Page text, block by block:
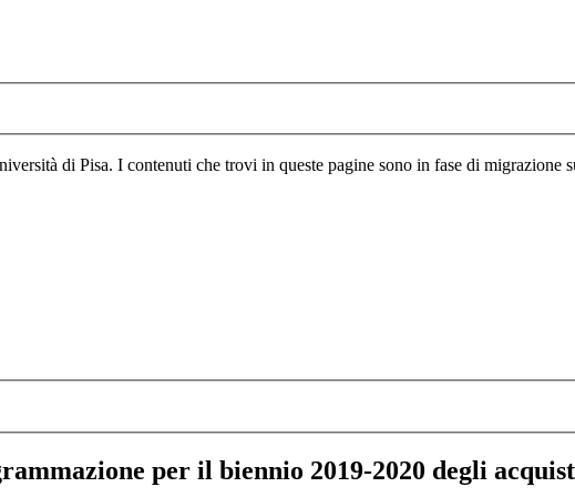
di Pisa. I contenuti che trovi in queste pagine sono in fase di
per il biennio 2019-2020 degli